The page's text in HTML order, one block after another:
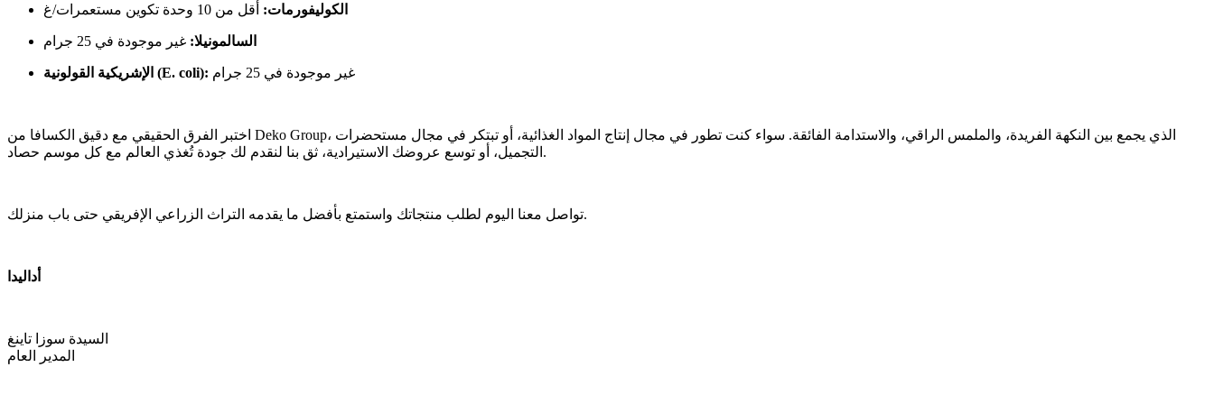
الكوليفورمات: أقل من 10 وحدة تكوين مستعمرات/غ
السالمونيلا: غير موجودة في 25 جرام
الإشريكية القولونية (E. coli): غير موجودة في 25 جرام
اختبر الفرق الحقيقي مع دقيق الكسافا من Deko Group، الذي يجمع بين النكهة الفريدة، والملمس الراقي، والاستدامة الفائقة. سواء كنت تطور في مجال إنتاج المواد الغذائية، أو تبتكر في مجال مستحضرات
التجميل، أو توسع عروضك الاستيرادية، ثق بنا لنقدم لك جودة تُغذي العالم مع كل موسم حصاد.
تواصل معنا اليوم لطلب منتجاتك واستمتع بأفضل ما يقدمه التراث الزراعي الإفريقي حتى باب منزلك.
أداليدا
السيدة سوزا تاينغ
المدير العام